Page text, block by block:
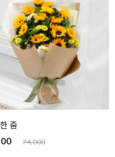
줌
74,000